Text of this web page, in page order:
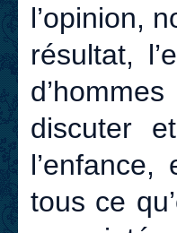
l’opinion,
résultat,
discuter
tous ce